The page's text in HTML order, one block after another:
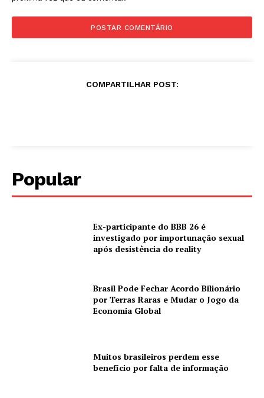
COMPARTILHAR POST:
Popular
Ex-participante do BBB 26 é
investigado por importunação sexual
após desistência do reality
Brasil Pode Fechar Acordo Bilionário
por Terras Raras e Mudar o Jogo da
Economia Global
Muitos brasileiros perdem esse
benefício por falta de informação